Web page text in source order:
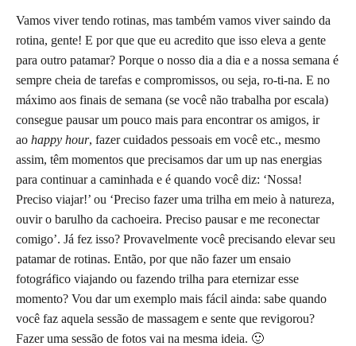
Vamos viver tendo rotinas, mas também vamos viver saindo da
rotina, gente! E por que que eu acredito que isso eleva a gente
para outro patamar? Porque o nosso dia a dia e a nossa semana é
sempre cheia de tarefas e compromissos, ou seja, ro-ti-na. E no
máximo aos finais de semana (se você não trabalha por escala)
consegue pausar um pouco mais para encontrar os amigos, ir
ao happy hour, fazer cuidados pessoais em você etc., mesmo
assim, têm momentos que precisamos dar um up nas energias
para continuar a caminhada e é quando você diz: ‘Nossa!
Preciso viajar!’ ou ‘Preciso fazer uma trilha em meio à natureza,
ouvir o barulho da cachoeira. Preciso pausar e me reconectar
comigo’. Já fez isso? Provavelmente você precisando elevar seu
patamar de rotinas. Então, por que não fazer um ensaio
fotográfico viajando ou fazendo trilha para eternizar esse
momento? Vou dar um exemplo mais fácil ainda: sabe quando
você faz aquela sessão de massagem e sente que revigorou?
Fazer uma sessão de fotos vai na mesma ideia. 🙂